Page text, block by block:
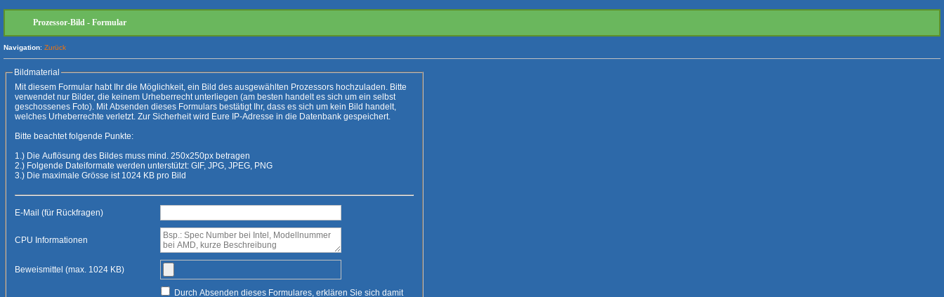
Prozessor-Bild - Formular
Navigation: Zurück
Bildmaterial
Mit diesem Formular habt Ihr die Möglichkeit, ein Bild des ausgewählten Prozessors hochzuladen. Bitte
verwendet nur Bilder, die keinem Urheberrecht unterliegen (am besten handelt es sich um ein selbst
geschossenes Foto). Mit Absenden dieses Formulars bestätigt Ihr, dass es sich um kein Bild handelt,
welches Urheberrechte verletzt. Zur Sicherheit wird Eure IP-Adresse in die Datenbank gespeichert.
Bitte beachtet folgende Punkte:
1.) Die Auflösung des Bildes muss mind. 250x250px betragen
2.) Folgende Dateiformate werden unterstützt: GIF, JPG, JPEG, PNG
3.) Die maximale Grösse ist 1024 KB pro Bild
E-Mail (für Rückfragen)
CPU Informationen
Beweismittel (max. 1024 KB)